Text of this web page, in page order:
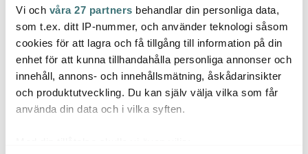
Vi och våra 27 partners behandlar din personliga data,
som t.ex. ditt IP-nummer, och använder teknologi såsom
cookies för att lagra och få tillgång till information på din
enhet för att kunna tillhandahålla personliga annonser och
innehåll, annons- och innehållsmätning, åskådarinsikter
och produktutveckling. Du kan själv välja vilka som får
använda din data och i vilka syften.
Spiegelau
Taverna Ölglas 59 cl 2-
pack
191 kr 319 kr
I lager
Spiegelau
LifeStyle
Champagne/Cocktail
30 cl 4-pack
412 kr 549 kr
I lager
Beer
47,5
209